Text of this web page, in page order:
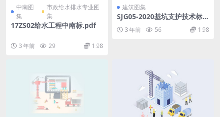
中南图
集
市政给水排水专业图
集
17ZS02给水工程中南标.pdf
3 年前 29 1.98
建筑图集
SJG05-2020基坑支护技术标
3 年前 56 1.98